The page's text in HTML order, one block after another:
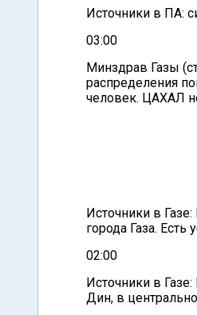
Источники в ПА:
03:00
Минздрав Газы
распределения
человек. ЦАХАЛ
Источники в
города Газа.
02:00
Источники в
Дин, в